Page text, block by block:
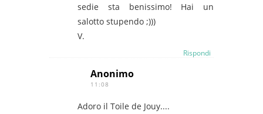
sedie sta benissimo! Hai un
salotto stupendo ;)))
V.
Rispondi
Anonimo
11:08
Adoro il Toile de Jouy....